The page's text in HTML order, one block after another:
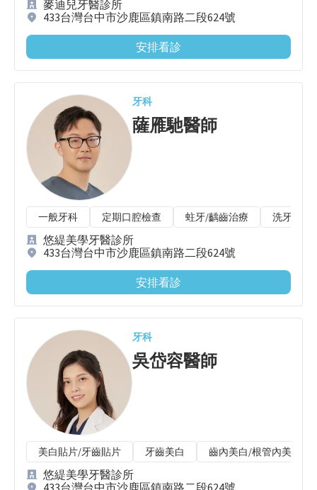
麥迪兒牙醫診所
433台灣台中市沙鹿區鎮南路二段624號
安排看診
牙科
薩雁馳醫師
一般牙科 定期口腔檢查 蛀牙/齲齒治療 洗牙/牙
悠緹美學牙醫診所
433台灣台中市沙鹿區鎮南路二段624號
安排看診
牙科
吳岱容醫師
美白貼片/牙齒貼片 牙齒美白 齒內美白/根管內美白
悠緹美學牙醫診所